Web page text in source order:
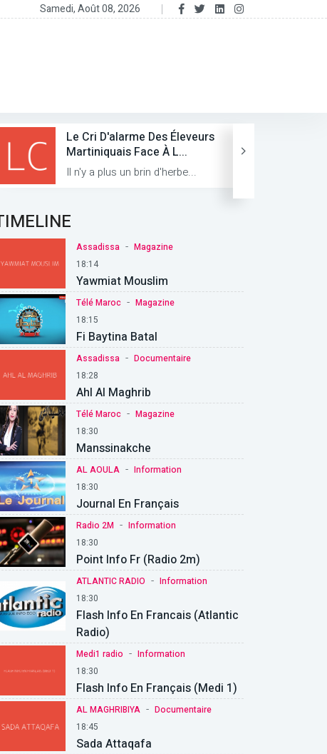
Samedi, Août 08, 2026
Le Cri D'alarme Des Éleveurs
Martiniquais Face À L...
Il n'y a plus un brin d'herbe...
Assadissa - Magazine
18:14
Yawmiat Mouslim
Télé Maroc - Magazine
18:15
Fi Baytina Batal
Assadissa - Documentaire
18:28
Ahl Al Maghrib
Télé Maroc - Magazine
18:30
Manssinakche
AL AOULA - Information
18:30
Journal En Français
Radio 2M - Information
18:30
Point Info Fr (Radio 2m)
ATLANTIC RADIO - Information
18:30
Flash Info En Francais (Atlantic
Radio)
Medi1 radio - Information
18:30
Flash Info En Français (Medi 1)
AL MAGHRIBIYA - Documentaire
18:45
Sada Attaqafa